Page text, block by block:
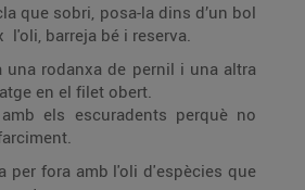
que sobri, posa-la dins d’un bol
l'oli, barreja bé i reserva.
una rodanxa de pernil i una altra
en el filet obert.
amb els escuradents perquè no
per fora amb l'oli d'espècies que